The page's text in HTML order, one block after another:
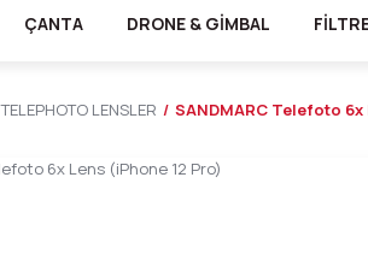
ÇANTA DRONE & GİMBAL
TELEPHOTO LENSLER SANDMARC Telefoto